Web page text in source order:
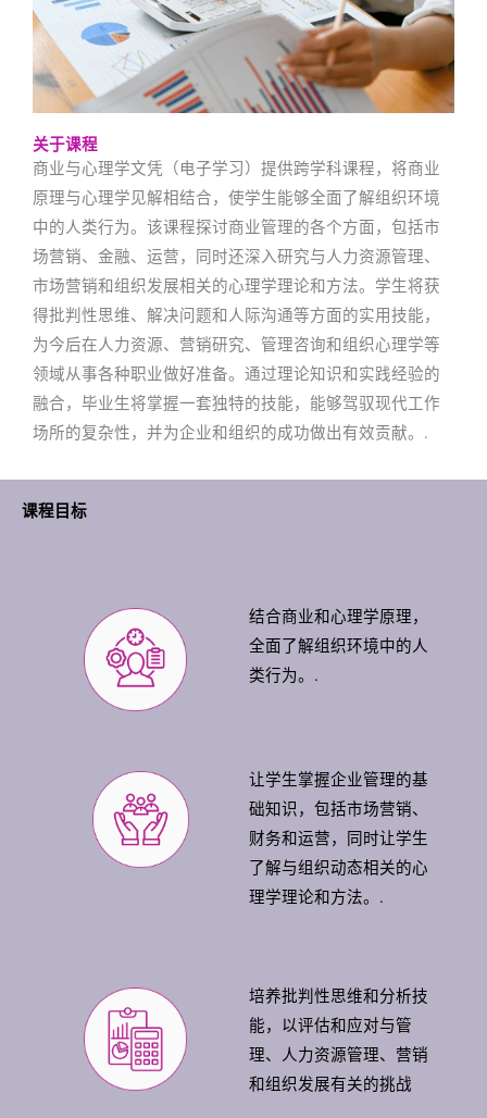
关于课程
商业与心理学文凭（电子学习）提供跨学科课程，将商业
原理与心理学见解相结合，使学生能够全面了解组织环境
中的人类行为。该课程探讨商业管理的各个方面，包括市
场营销、金融、运营，同时还深入研究与人力资源管理、
市场营销和组织发展相关的心理学理论和方法。学生将获
得批判性思维、解决问题和人际沟通等方面的实用技能，
为今后在人力资源、营销研究、管理咨询和组织心理学等
领域从事各种职业做好准备。通过理论知识和实践经验的
融合，毕业生将掌握一套独特的技能，能够驾驭现代工作
场所的复杂性，并为企业和组织的成功做出有效贡献。.
课程目标
结合商业和心理学原理，
全面了解组织环境中的人
类行为。.
让学生掌握企业管理的基
础知识，包括市场营销、
财务和运营，同时让学生
了解与组织动态相关的心
理学理论和方法。.
培养批判性思维和分析技
能，以评估和应对与管
理、人力资源管理、营销
和组织发展有关的挑战